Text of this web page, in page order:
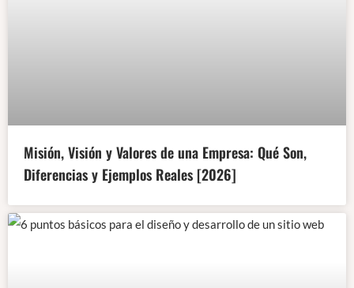
Misión, Visión y Valores de una Empresa: Qué Son,
Diferencias y Ejemplos Reales [2026]